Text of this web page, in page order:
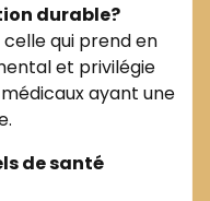
durable?
qui prend en
et privilégie
ayant une
de santé